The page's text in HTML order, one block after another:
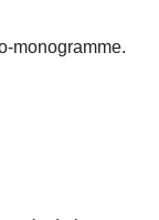
monogramme.